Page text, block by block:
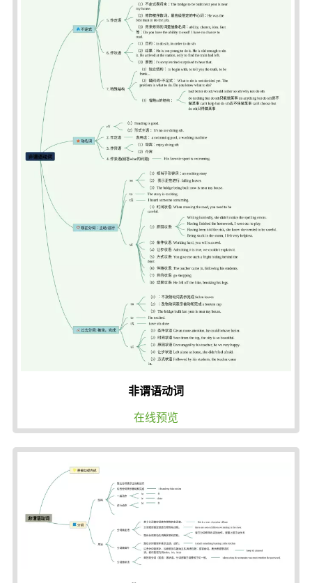
非谓语动词
在线预览